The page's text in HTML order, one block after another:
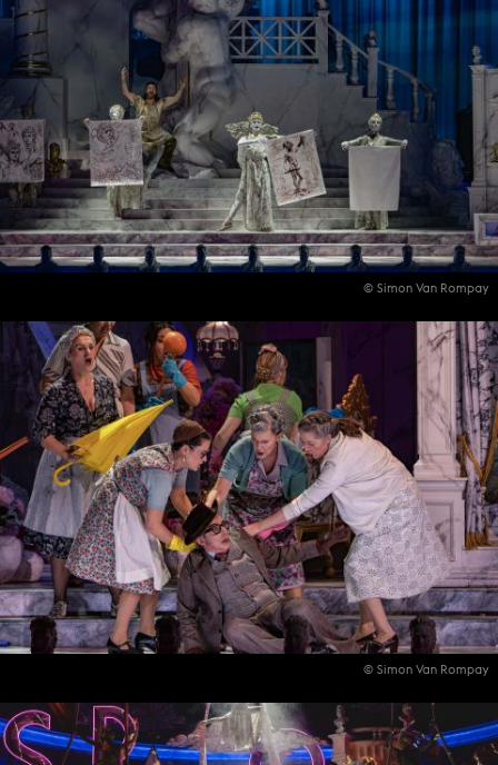
© Simon Van Rompay
© Simon Van Rompay